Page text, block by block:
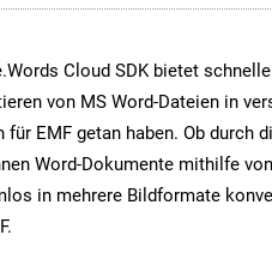
Cloud SDK bietet
von MS Word-Dateien in
für EMF getan haben. Ob durch
Word-Dokumente mithilfe
in mehrere Bildformate